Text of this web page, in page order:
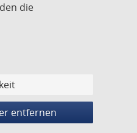
die
entfernen